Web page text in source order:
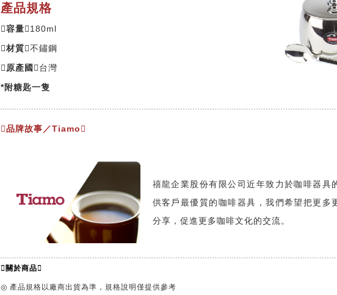
產品規格
容量180ml
材質不鏽鋼
原產國台灣
*附糖匙一隻
品牌故事／Tiamo
禧龍企業股份有限公司近年致力於咖啡器具
供客戶最優質的咖啡器具，我們希望把更多
分享，促進更多咖啡文化的交流。
關於商品
◎ 產品規格以廠商出貨為準，規格說明僅提供參考